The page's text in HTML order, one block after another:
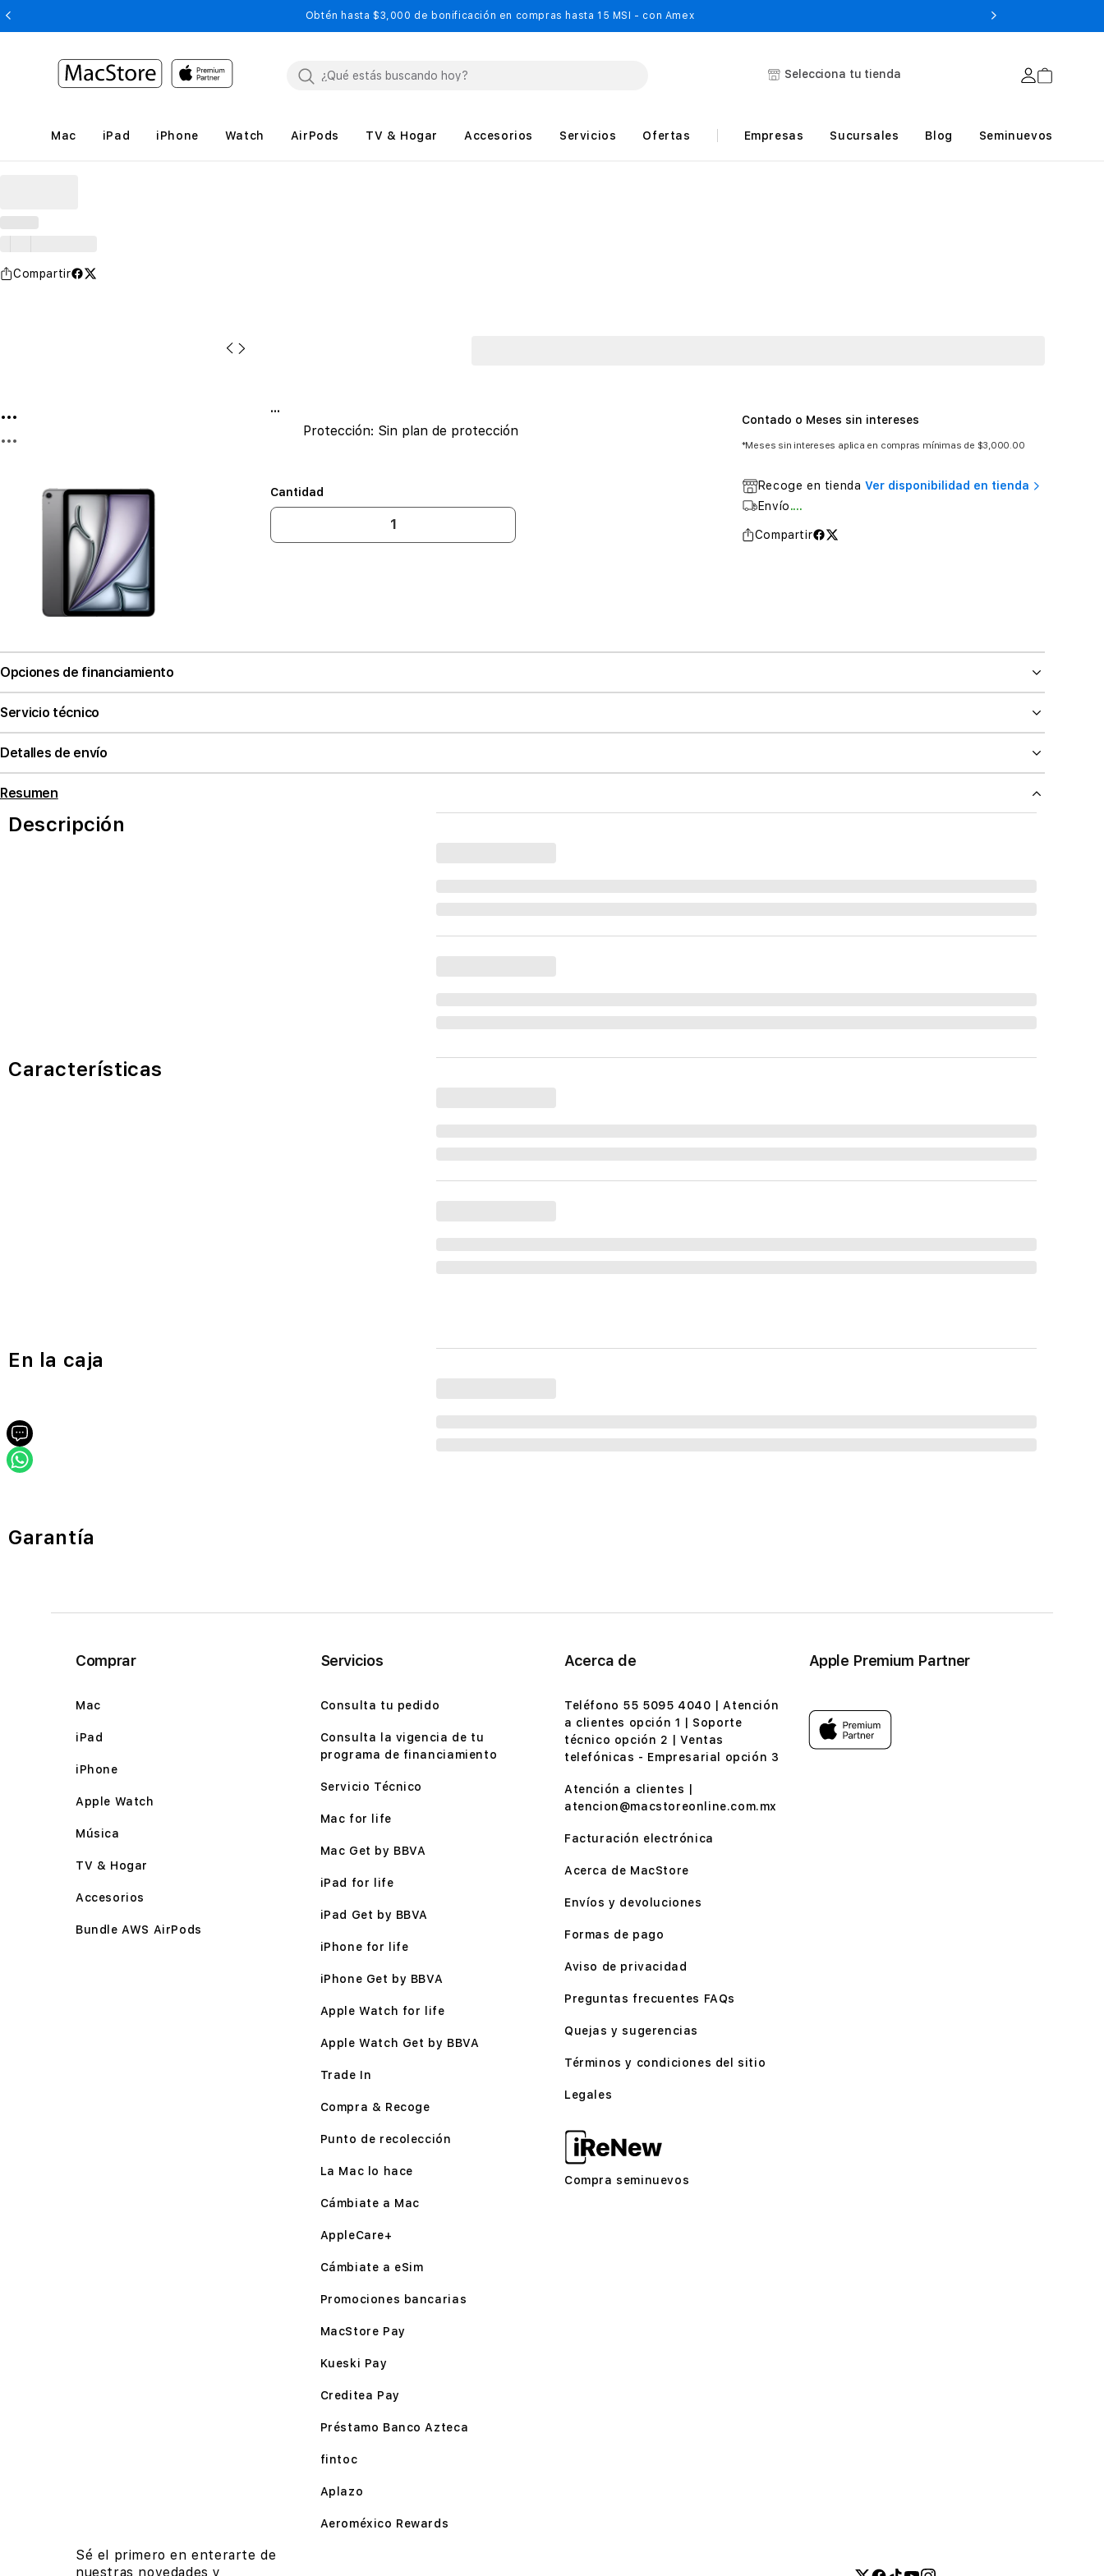
Obtén hasta $3,000 de bonificación en compras hasta 15 MSI - con Amex
Selecciona tu tienda
Mac iPad iPhone Watch AirPods TV & Hogar Accesorios Servicios Ofertas Empresas Sucursales Blog Seminuevos
Compartir
...
...
...
Protección: Sin plan de protección
Cantidad
Contado o Meses sin intereses
*Meses sin intereses aplica en compras mínimas de $3,000.00
Recoge en tienda Ver disponibilidad en tienda
Envío....
Compartir
Opciones de financiamiento
Servicio técnico
Detalles de envío
Resumen
Descripción
Características
En la caja
Garantía
Comprar
Mac
iPad
iPhone
Apple Watch
Música
TV & Hogar
Accesorios
Bundle AWS AirPods
Servicios
Consulta tu pedido
Consulta la vigencia de tu
programa de financiamiento
Servicio Técnico
Mac for life
Mac Get by BBVA
iPad for life
iPad Get by BBVA
iPhone for life
iPhone Get by BBVA
Apple Watch for life
Apple Watch Get by BBVA
Trade In
Compra & Recoge
Punto de recolección
La Mac lo hace
Cámbiate a Mac
AppleCare+
Cámbiate a eSim
Promociones bancarias
MacStore Pay
Kueski Pay
Creditea Pay
Préstamo Banco Azteca
fintoc
Aplazo
Aeroméxico Rewards
Acerca de
Teléfono 55 5095 4040 | Atención
a clientes opción 1 | Soporte
técnico opción 2 | Ventas
telefónicas - Empresarial opción 3
Atención a clientes |
atencion@macstoreonline.com.mx
Facturación electrónica
Acerca de MacStore
Envíos y devoluciones
Formas de pago
Aviso de privacidad
Preguntas frecuentes FAQs
Quejas y sugerencias
Términos y condiciones del sitio
Legales
Compra seminuevos
Apple Premium Partner
Sé el primero en enterarte de
nuestras novedades y